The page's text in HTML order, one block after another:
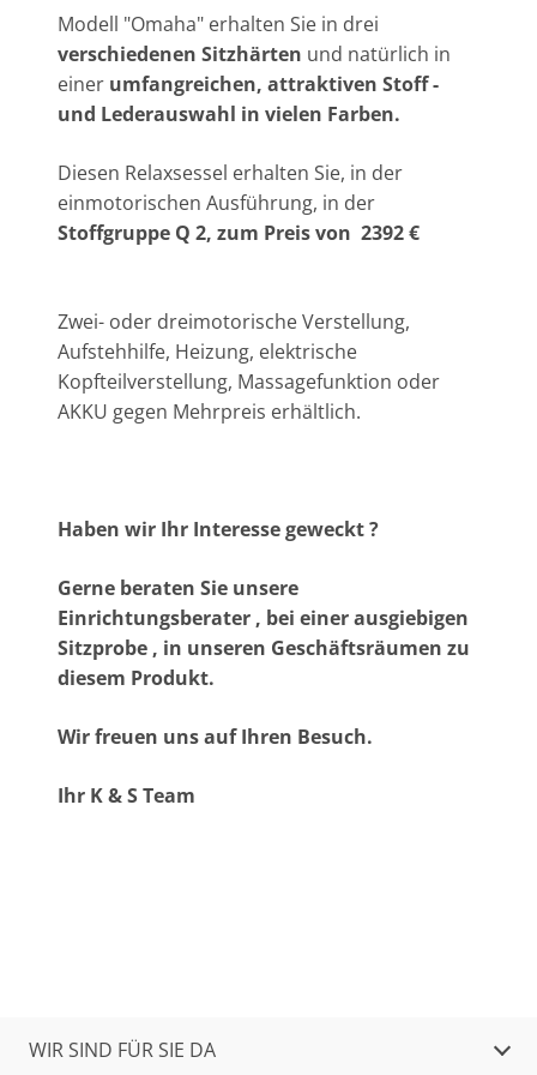
Modell "Omaha" erhalten Sie in drei
verschiedenen Sitzhärten und natürlich in
einer umfangreichen, attraktiven Stoff -
und Lederauswahl in vielen Farben.
Diesen Relaxsessel erhalten Sie, in der
einmotorischen Ausführung, in der
Stoffgruppe Q 2, zum Preis von 2392 €
Zwei- oder dreimotorische Verstellung,
Aufstehhilfe, Heizung, elektrische
Kopfteilverstellung, Massagefunktion oder
AKKU gegen Mehrpreis erhältlich.
Haben wir Ihr Interesse geweckt ?
Gerne beraten Sie unsere
Einrichtungsberater , bei einer ausgiebigen
Sitzprobe , in unseren Geschäftsräumen zu
diesem Produkt.
Wir freuen uns auf Ihren Besuch.
Ihr K & S Team
WIR SIND FÜR SIE DA